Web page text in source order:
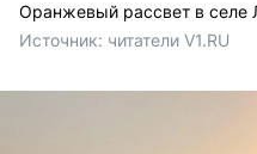
Оранжевый рассвет в селе
Источник: читатели V1.RU